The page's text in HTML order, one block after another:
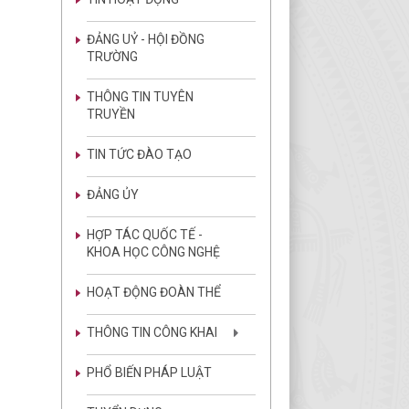
ĐẢNG UỶ - HỘI ĐỒNG
TRƯỜNG
THÔNG TIN TUYÊN
TRUYỀN
TIN TỨC ĐÀO TẠO
ĐẢNG ỦY
HỢP TÁC QUỐC TẾ -
KHOA HỌC CÔNG NGHỆ
HOẠT ĐỘNG ĐOÀN THỂ
THÔNG TIN CÔNG KHAI
PHỔ BIẾN PHÁP LUẬT